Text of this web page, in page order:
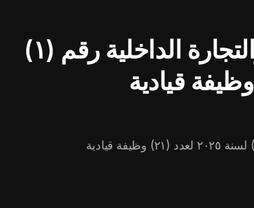
إعلان وزارة التموين والتجارة الداخلية رقم (١)